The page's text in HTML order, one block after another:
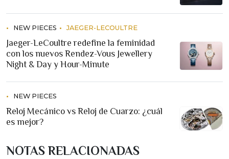
NEW PIECES JAEGER-LECOULTRE
Jaeger-LeCoultre redefine la feminidad
con los nuevos Rendez-Vous Jewellery
Night & Day y Hour-Minute
NEW PIECES
Reloj Mecánico vs Reloj de Cuarzo: ¿cuál
es mejor?
NOTAS RELACIONADAS